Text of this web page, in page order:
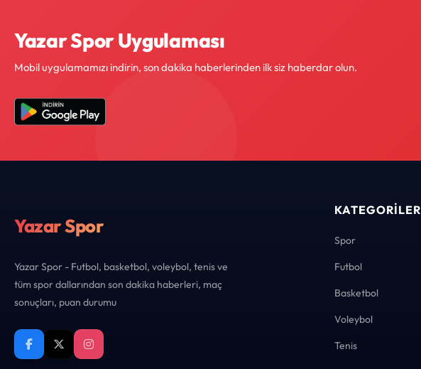
Yazar Spor Uygulaması
Mobil uygulamamızı indirin, son dakika haberlerinden ilk siz haberdar olun.
Yazar Spor
Yazar Spor - Futbol, basketbol, voleybol, tenis ve
tüm spor dallarından son dakika haberleri, maç
sonuçları, puan durumu
KATEGORILER
Spor
Futbol
Basketbol
Voleybol
Tenis